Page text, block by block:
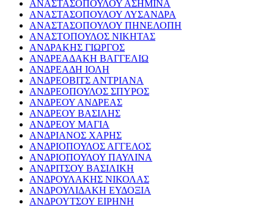
ΑΝΑΣΤΑΣΟΠΟΥΛΟΥ ΑΣΗΜΙΝΑ
ΑΝΑΣΤΑΣΟΠΟΥΛΟΥ ΛΥΣΑΝΔΡΑ
ΑΝΑΣΤΑΣΟΠΟΥΛΟΥ ΠΗΝΕΛΟΠΗ
ΑΝΑΣΤΟΠΟΥΛΟΣ ΝΙΚΗΤΑΣ
ΑΝΔΡΑΚΗΣ ΓΙΩΡΓΟΣ
ΑΝΔΡΕΑΔΑΚΗ ΒΑΓΓΕΛΙΩ
ΑΝΔΡΕΑΔΗ ΙΟΛΗ
ΑΝΔΡΕΟΒΙΤΣ ΑΝΤΡΙΑΝΑ
ΑΝΔΡΕΟΠΟΥΛΟΣ ΣΠΥΡΟΣ
ΑΝΔΡΕΟΥ ΑΝΔΡΕΑΣ
ΑΝΔΡΕΟΥ ΒΑΣΙΛΗΣ
ΑΝΔΡΕΟΥ ΜΑΓΙΑ
ΑΝΔΡΙΑΝΟΣ ΧΑΡΗΣ
ΑΝΔΡΙΟΠΟΥΛΟΣ ΑΓΓΕΛΟΣ
ΑΝΔΡΙΟΠΟΥΛΟΥ ΠΑΥΛΙΝΑ
ΑΝΔΡΙΤΣΟΥ ΒΑΣΙΛΙΚΗ
ΑΝΔΡΟΥΛΑΚΗΣ ΝΙΚΟΛΑΣ
ΑΝΔΡΟΥΛΙΔΑΚΗ ΕΥΔΟΞΙΑ
ΑΝΔΡΟΥΤΣΟΥ ΕΙΡΗΝΗ